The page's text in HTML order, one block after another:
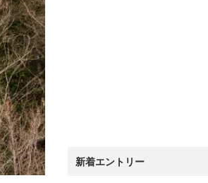
新着エントリー